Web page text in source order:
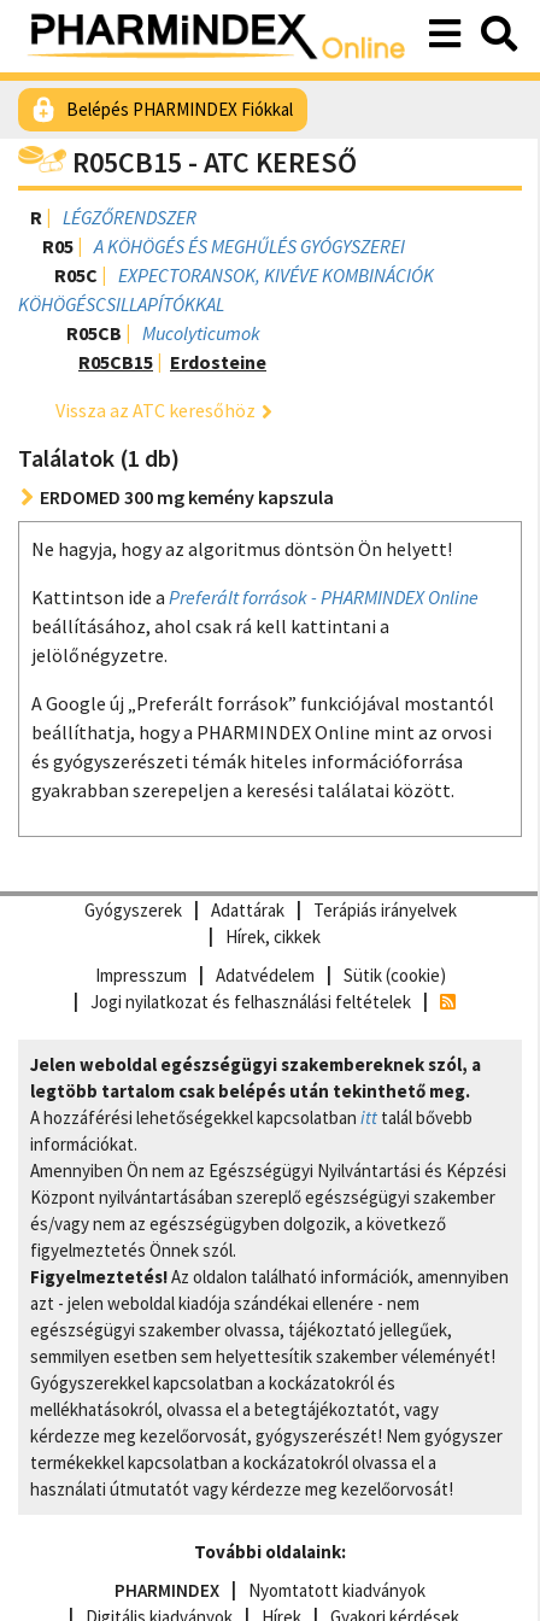
Belépés PHARMINDEX Fiókkal
R05CB15 - ATC KERESŐ
R
LÉGZŐRENDSZER
R05
A KÖHÖGÉS ÉS MEGHŰLÉS GYÓGYSZEREI
R05C
EXPECTORANSOK, KIVÉVE KOMBINÁCIÓK
KÖHÖGÉSCSILLAPÍTÓKKAL
R05CB
Mucolyticumok
R05CB15
Erdosteine
Vissza az ATC keresőhöz
Találatok (1 db)
ERDOMED 300 mg kemény kapszula
Ne hagyja, hogy az algoritmus döntsön Ön helyett!
Kattintson ide a Preferált források - PHARMINDEX Online
beállításához, ahol csak rá kell kattintani a
jelölőnégyzetre.
A Google új „Preferált források” funkciójával mostantól
beállíthatja, hogy a PHARMINDEX Online mint az orvosi
és gyógyszerészeti témák hiteles információforrása
gyakrabban szerepeljen a keresési találatai között.
Gyógyszerek Adattárak
Terápiás irányelvek
Hírek, cikkek
Impresszum
Adatvédelem
Sütik (cookie)
Jogi nyilatkozat és felhasználási feltételek
Jelen weboldal egészségügyi szakembereknek szól, a
legtöbb tartalom csak belépés után tekinthető meg.
A hozzáférési lehetőségekkel kapcsolatban itt talál bővebb
információkat.
Amennyiben Ön nem az Egészségügyi Nyilvántartási és Képzési
Központ nyilvántartásában szereplő egészségügyi szakember
és/vagy nem az egészségügyben dolgozik, a következő
figyelmeztetés Önnek szól.
Figyelmeztetés!Az oldalon található információk, amennyiben
azt - jelen weboldal kiadója szándékai ellenére - nem
egészségügyi szakember olvassa, tájékoztató jellegűek,
semmilyen esetben sem helyettesítik szakember véleményét!
Gyógyszerekkel kapcsolatban a kockázatokról és
mellékhatásokról, olvassa el a betegtájékoztatót, vagy
kérdezze meg kezelőorvosát, gyógyszerészét! Nem gyógyszer
termékekkel kapcsolatban a kockázatokról olvassa el a
használati útmutatót vagy kérdezze meg kezelőorvosát!
További oldalaink:
PHARMINDEX
Nyomtatott kiadványok